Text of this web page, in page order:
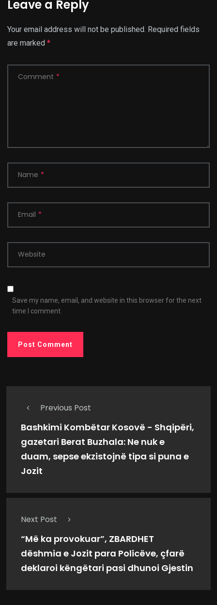
Leave a Reply
Your email address will not be published. Required fields
are marked *
Comment *
Name *
Email *
Website
Save my name, email, and website in this browser for the next
time I comment.
Previous Post
Bashkimi Kombëtar Kosovë - Shqipëri,
gazetari Berat Buzhala: Ne nuk e
duam, sepse ekzistojnë tipa si puna e
Jozit
Next Post
“Më ka provokuar”, ZBARDHET
dëshmia e Jozit para Policëve, çfarë
deklaroi këngëtari pasi dhunoi Gjestin